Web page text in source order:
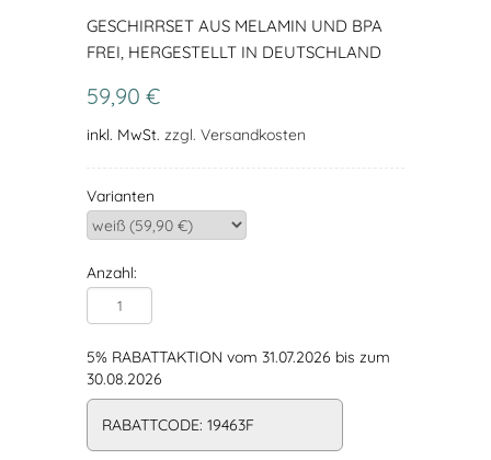
GESCHIRRSET AUS MELAMIN UND BPA
FREI, HERGESTELLT IN DEUTSCHLAND
59,90 €
inkl. MwSt. zzgl. Versandkosten
Varianten
Anzahl:
5% RABATTAKTION vom 31.07.2026 bis zum
30.08.2026
RABATTCODE: 19463F